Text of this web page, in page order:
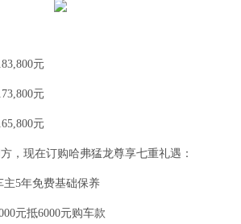
元
元
元
，现在订购哈弗猛龙尊享七重礼遇：
5年免费基础保养
元抵6000元购车款